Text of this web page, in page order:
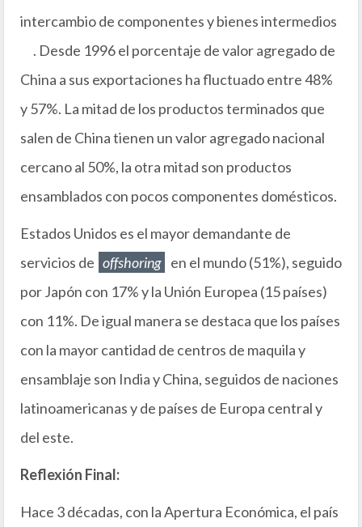
intercambio de componentes y bienes intermedios
. Desde 1996 el porcentaje de valor agregado de
China a sus exportaciones ha fluctuado entre 48%
y 57%. La mitad de los productos terminados que
salen de China tienen un valor agregado nacional
cercano al 50%, la otra mitad son productos
ensamblados con pocos componentes domésticos.
Estados Unidos es el mayor demandante de
servicios de offshoring en el mundo (51%), seguido
por Japón con 17% y la Unión Europea (15 países)
con 11%. De igual manera se destaca que los países
con la mayor cantidad de centros de maquila y
ensamblaje son India y China, seguidos de naciones
latinoamericanas y de países de Europa central y
del este.
Reflexión Final:
Hace 3 décadas, con la Apertura Económica, el país